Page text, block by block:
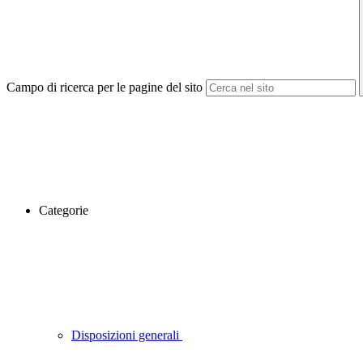
Campo di ricerca per le pagine del sito
Categorie
Disposizioni generali